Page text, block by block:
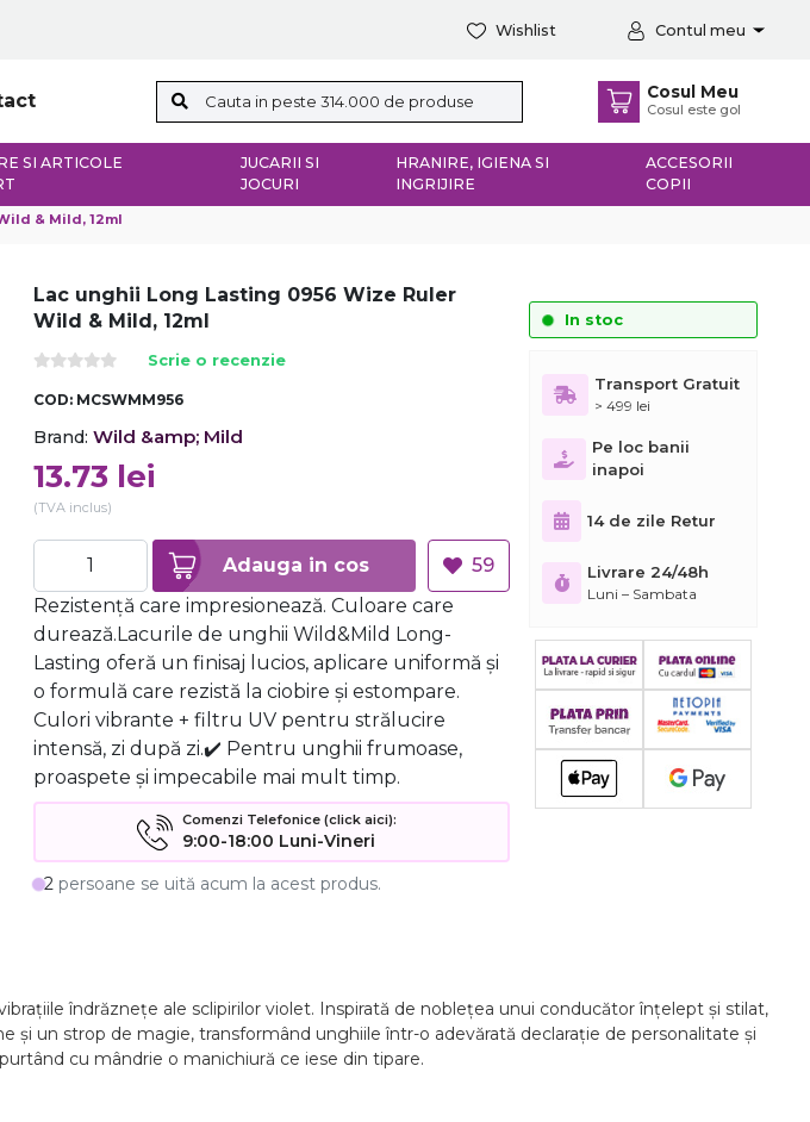
Wishlist Contul meu
Cosul Meu
Cosul este gol
SI ARTICOLE
JUCARII SI
JOCURI
HRANIRE, IGIENA SI
INGRIJIRE
ACCESORII
COPII
& Mild, 12ml
Lac unghii Long Lasting 0956 Wize Ruler
Wild & Mild, 12ml
Scrie o recenzie
COD: MCSWMM956
Brand: Wild &amp; Mild
13.73 lei
(TVA inclus)
Adauga in cos
59
Rezistență care impresionează. Culoare care
durează.Lacurile de unghii Wild&Mild Long-
Lasting oferă un finisaj lucios, aplicare uniformă și
o formulă care rezistă la ciobire și estompare.
Culori vibrante + filtru UV pentru strălucire
intensă, zi după zi.✔️ Pentru unghii frumoase,
proaspete și impecabile mai mult timp.
Comenzi Telefonice (click aici):
9:00-18:00 Luni-Vineri
2 persoane se uită acum la acest produs.
In stoc
Transport Gratuit
> 499 lei
Pe loc banii
inapoi
14 de zile Retur
Livrare 24/48h
Luni – Sambata
îndrăznețe ale sclipirilor violet. Inspirată de noblețea unui conducător înțelept și stilat,
și un strop de magie, transformând unghiile într-o adevărată declarație de personalitate și
cu mândrie o manichiură ce iese din tipare.